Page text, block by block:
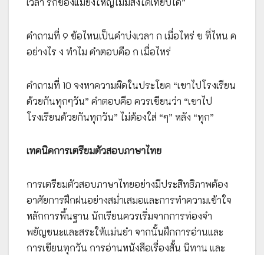
คำถามที่ 9 ข้อไหนเป็นคำบ่งเวลา ก เมื่อไหร่ ข ที่ไหน ค
อย่างไร ง ทำไม คำตอบคือ ก เมื่อไหร่
คำถามที่ 10 จงหาความผิดในประโยค “เขาไปโรงเรียน
ด้วยกันทุกๆวัน” คำตอบคือ ควรเขียนว่า “เขาไป
โรงเรียนด้วยกันทุกวัน” ไม่ต้องใส่ “ๆ” หลัง “ทุก”
เทคนิคการเตรียมตัวสอบภาษาไทย
การเตรียมตัวสอบภาษาไทยอย่างมีประสิทธิภาพต้อง
อาศัยการฝึกฝนอย่างสม่ำเสมอและการทำความเข้าใจ
หลักการพื้นฐาน นักเรียนควรเริ่มจากการท่องจำ
พยัญชนะและสระให้แม่นยำ จากนั้นฝึกการอ่านและ
การเขียนทุกวัน การอ่านหนังสือเรื่องสั้น นิทาน และ